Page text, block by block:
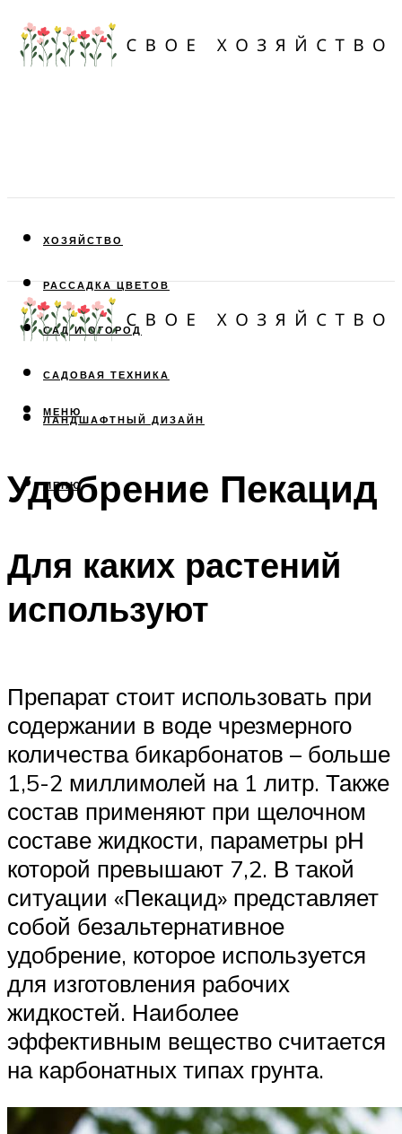
ХОЗЯЙСТВО
РАССАДКА ЦВЕТОВ
САД И ОГОРОД
САДОВАЯ ТЕХНИКА
ЛАНДШАФТНЫЙ ДИЗАЙН
МЕНЮ
МЕНЮ
Удобрение Пекацид
Для каких растений
используют
Препарат стоит использовать при
содержании в воде чрезмерного
количества бикарбонатов – больше
1,5-2 миллимолей на 1 литр. Также
состав применяют при щелочном
составе жидкости, параметры рН
которой превышают 7,2. В такой
ситуации «Пекацид» представляет
собой безальтернативное
удобрение, которое используется
для изготовления рабочих
жидкостей. Наиболее
эффективным вещество считается
на карбонатных типах грунта.